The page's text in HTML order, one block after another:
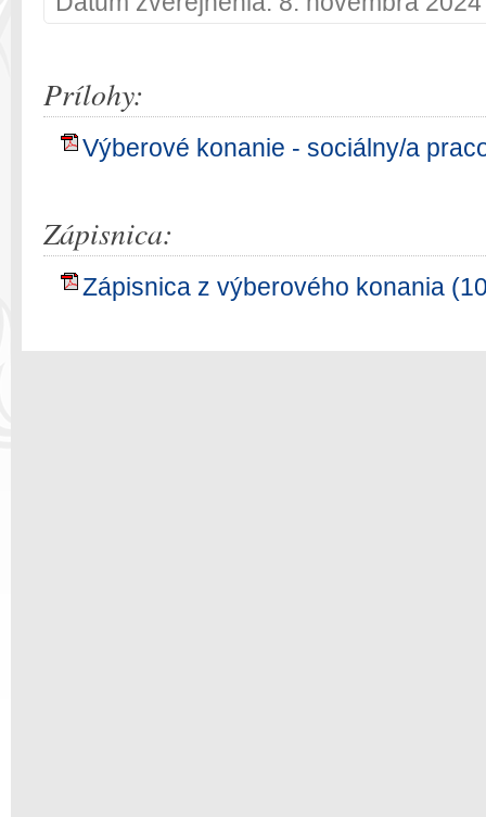
Prílohy:
Výberové konanie - sociálny/a
Zápisnica:
Zápisnica z výberového konania